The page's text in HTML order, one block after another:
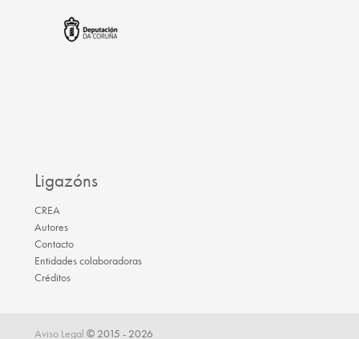
Ligazóns
CREA
Autores
Contacto
Entidades colaboradoras
Créditos
Aviso Legal © 2015 - 2026